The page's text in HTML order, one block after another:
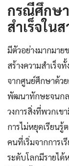
กรณีศึกษ
สำเร็จใน
มีตัวอย่างมากมาย
สร้างความสำเร็จ
จากศูนย์ศึกษาด้ว
พัฒนาทักษะจนกล
วงการสิ่งที่พวกเ
การไม่หยุดเรียน
คนที่เริ่มจากการ
ระดับโลกมีรายไ